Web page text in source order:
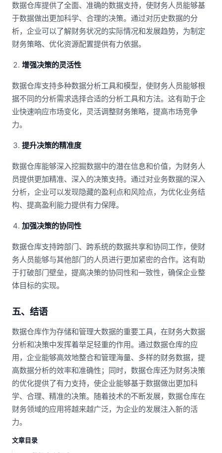
数据仓库提供了全面、准确的数据支持，使财务人员能够基
于数据做出更加科学、合理的决策。通过对历史数据的分
析，企业可以了解财务状况的实际情况和发展趋势，为制定
财务策略、优化资源配置提供有力依据。
增强决策的灵活性
数据仓库支持多种数据分析工具和模型，使财务人员能够根
据不同的分析需求选择合适的分析工具和方法。这有助于企
业快速响应市场变化，灵活调整财务策略，提高市场竞争
力。
提升决策的精准度
数据仓库能够深入挖掘数据中的潜在信息和价值，为财务人
员提供更加精准、深入的决策支持。通过对业务数据的深入
分析，企业可以发现隐藏的盈利点和风险点，为优化业务结
构、提高盈利能力提供有力保障。
加强决策的协同性
数据仓库支持跨部门、跨系统的数据共享和协同工作，使财
务人员能够与其他部门的人员进行更加紧密的合作。这有助
于打破部门壁垒，提高决策的协同性和一致性，确保企业整
体目标的实现。
五、结语
数据仓库作为存储和管理大数据的重要工具，在财务大数据
分析和决策中发挥着举足轻重的作用。通过数据仓库的应
用，企业能够高效地整合和管理海量、多样的财务数据，提
高数据分析的效率和准确性；同时，数据仓库还为财务决策
的优化提供了有力支持，使企业能够基于数据做出更加科
学、合理、精准的决策。随着技术的不断发展，数据仓库在
财务领域的应用将越来越广泛，为企业的发展注入新的活
力。
文章目录